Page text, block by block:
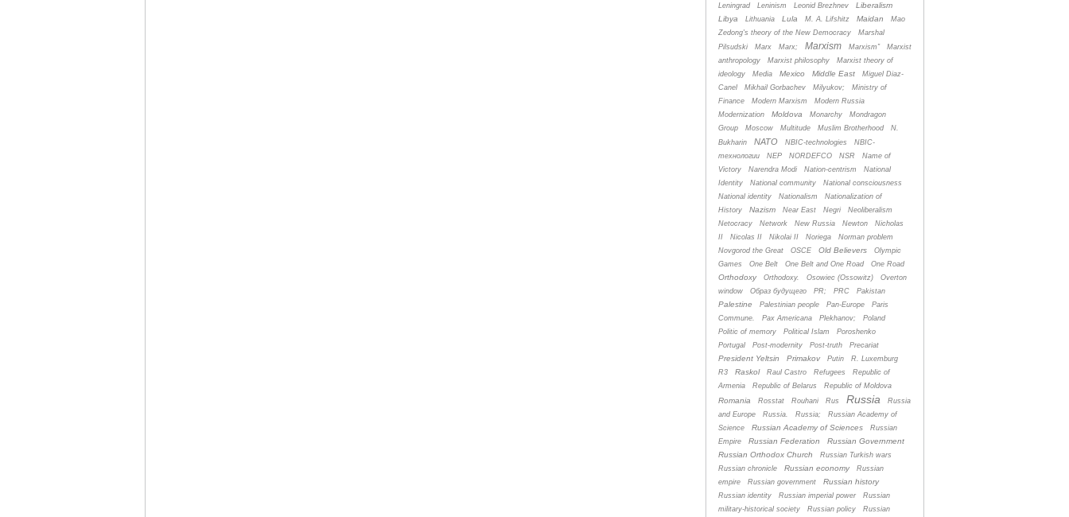
Leningrad
Leninism Leonid Brezhnev
Liberalism
Libya
Lithuania Lula M. A. Lifshitz Maidan
Mao
Zedong's theory of the New Democracy
Marshal
Pilsudski
Marx Marx; Marxism Marxism”
Marxist
anthropology
Marxist philosophy
Marxist theory of
ideology
Media Mexico Middle East
Miguel Diaz-
Canel
Mikhail Gorbachev Milyukov;
Ministry of
Finance
Modern Marxism
Modern Russia
Modernization
Moldova Monarchy
Mondragon
Group
Moscow Multitude Muslim Brotherhood
N.
Bukharin
NATO NBIC-technologies
NBIC-
технологии
NEP NORDEFCO NSR
Name of
Victory
Narendra Modi Nation-centrism
National
Identity
National community
National consciousness
National identity
Nationalism
Nationalization of
History
Nazism Near East Negri
Neoliberalism
Netocracy
Network New Russia Newton
Nicholas
II
Nicolas II Nikolai II Noriega
Norman problem
Novgorod the Great
OSCE Old Believers
Olympic
Games
One Belt One Belt and One Road One Road
Orthodoxy Orthodoxy. Osowiec (Ossowitz)
Overton
window
Oбраз будущего PR; PRC Pakistan
Palestine Palestinian people Pan-Europe
Paris
Commune.
Pax Americana Plekhanov;
Poland
Politic of memory
Political Islam
Poroshenko
Portugal
Post-modernity Post-truth Precariat
President Yeltsin Primakov Putin
R. Luxemburg
R3
Raskol Raul Castro Refugees
Republic of
Armenia
Republic of Belarus Republic of Moldova
Romania Rosstat Rouhani Rus Russia
Russia
and Europe
Russia. Russia;
Russian Academy of
Science
Russian Academy of Sciences
Russian
Empire
Russian Federation
Russian Government
Russian Orthodox Church
Russian Turkish wars
Russian chronicle
Russian economy
Russian
empire
Russian government Russian history
Russian identity Russian imperial power
Russian
military-historical society
Russian policy Russian